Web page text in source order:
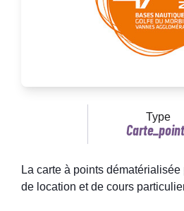
Type
La carte à points
de location et de cours